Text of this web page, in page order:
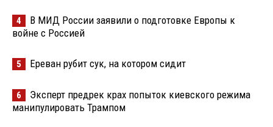
4
В МИД России заявили о подготовке Европы к
войне с Россией
5 Ереван рубит сук, на котором сидит
6
Эксперт предрек крах попыток киевского режима
манипулировать Трампом